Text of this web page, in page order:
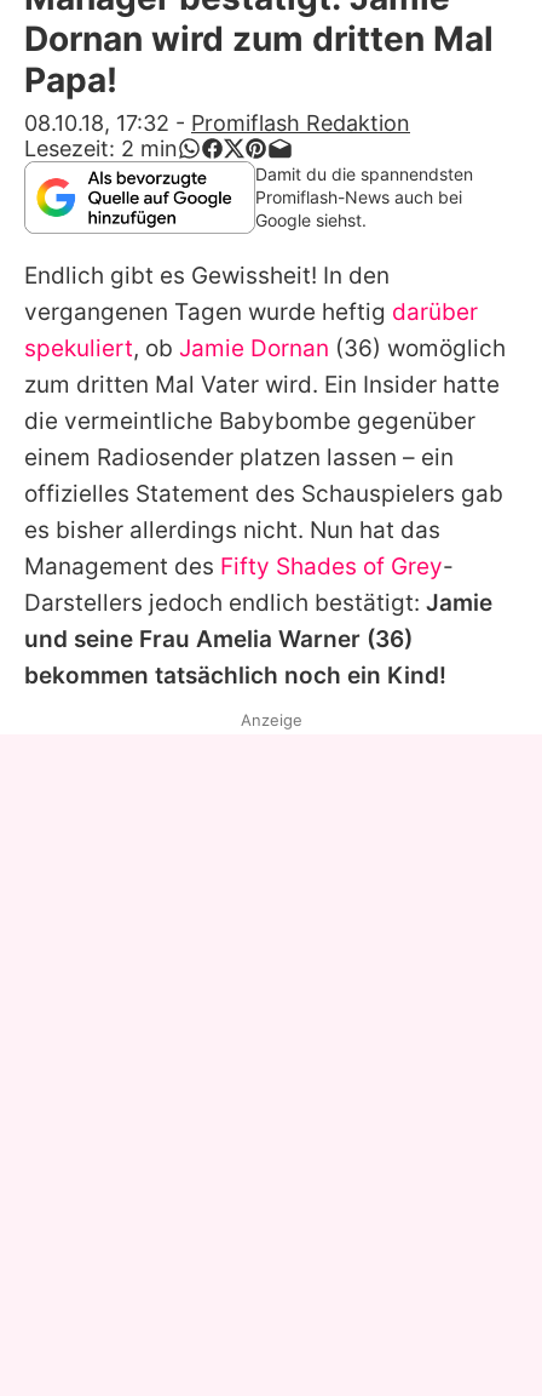
Alle Themen auf Promiflash
App runterladen
Team
Redaktionelle Richtlinien
Impressum
Datenschutzerklärung
Nutzungsbedingungen
Utiq verwalten
Dornan wird zum dritten Mal
Papa!
08.10.18, 17:32 - Promiflash Redaktion
Lesezeit: 2 min
Damit du die spannendsten
Promiflash-News auch bei
Google siehst.
Endlich gibt es Gewissheit! In den
vergangenen Tagen wurde heftig darüber
spekuliert, ob Jamie Dornan (36) womöglich
zum dritten Mal Vater wird. Ein Insider hatte
die vermeintliche Babybombe gegenüber
einem Radiosender platzen lassen – ein
offizielles Statement des Schauspielers gab
es bisher allerdings nicht. Nun hat das
Management des Fifty Shades of Grey-
Darstellers jedoch endlich bestätigt: Jamie
und seine Frau Amelia Warner (36)
bekommen tatsächlich noch ein Kind!
Anzeige